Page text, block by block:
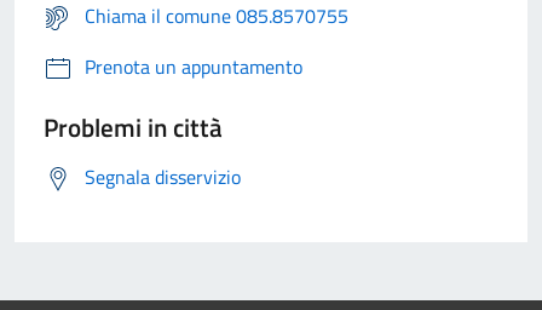
Chiama il comune 085.8570755
Prenota un appuntamento
Problemi in città
Segnala disservizio